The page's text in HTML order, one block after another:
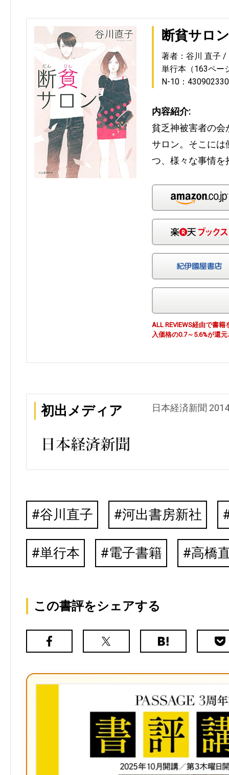
断貧サロン
著者：谷川 直子
単行本（163ペー
N-10：
内容紹介:
貧乏神被害者の会
サロン。そこには
つ、様々な事情を
ALL REVIEWS経由で書
入価格の0.7～5.6%が還
初出メディア 日本経済新聞
谷川直子 河出書房新社
単行本 電子書籍 高橋
この書評をシェアする
Facebook
X（旧
は
ク
マ
ー
ク